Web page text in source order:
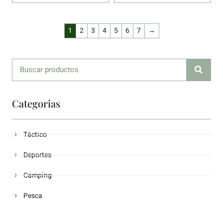
Categorias
Táctico
Deportes
Camping
Pesca
1 2 3 4 5 6 7 →